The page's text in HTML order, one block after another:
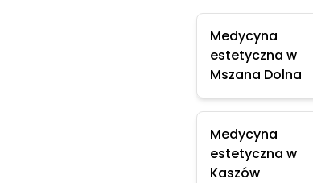
Medycyna
estetyczna w
Mszana Dolna
Medycyna
estetyczna w
Kaszów